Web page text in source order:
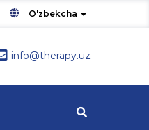
O'zbekcha
info@therapy.uz